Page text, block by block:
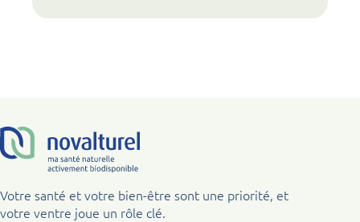
Votre santé et votre bien-être sont une priorité, et
votre ventre joue un rôle clé.